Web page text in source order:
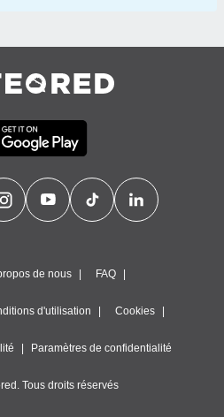
de nous FAQ
d'utilisation Cookies
Paramètres de confidentialité
Tous droits réservés